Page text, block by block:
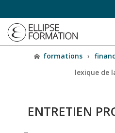
formations ›
lexique de
ENTRETIEN